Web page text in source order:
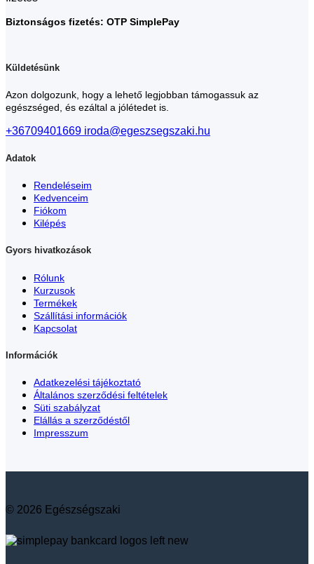
Biztonságos fizetés: OTP SimplePay
Küldetésünk
Azon dolgozunk, hogy a lehető legjobban támogassuk az
egészséged, és ezáltal a jólétedet is.
+36709401669 iroda@egeszsegszaki.hu
Adatok
Rendeléseim
Kedvenceim
Fiókom
Kilépés
Gyors hivatkozások
Rólunk
Kurzusok
Termékek
Szállítási információk
Kapcsolat
Információk
Adatkezelési tájékoztató
Általános szerződési feltételek
Süti szabályzat
Elállás a szerződéstől
Impresszum
© 2026 Egészségszaki